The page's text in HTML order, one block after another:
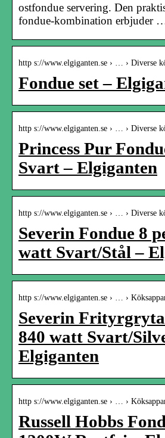
ostfondue servering. Den
fondue-kombination erbjuder
http s://www.elgiganten.se › … › Diverse
Fondue set –
http s://www.elgiganten.se › … › Diverse
Princess Pur
Svart – Elgiganten
http s://www.elgiganten.se › … › Diverse
Severin Fondue 8
watt Svart/Stål –
http s://www.elgiganten.se › … ›
Severin
840 watt Svart/
Elgiganten
http s://www.elgiganten.se › … ›
Russell Hobbs